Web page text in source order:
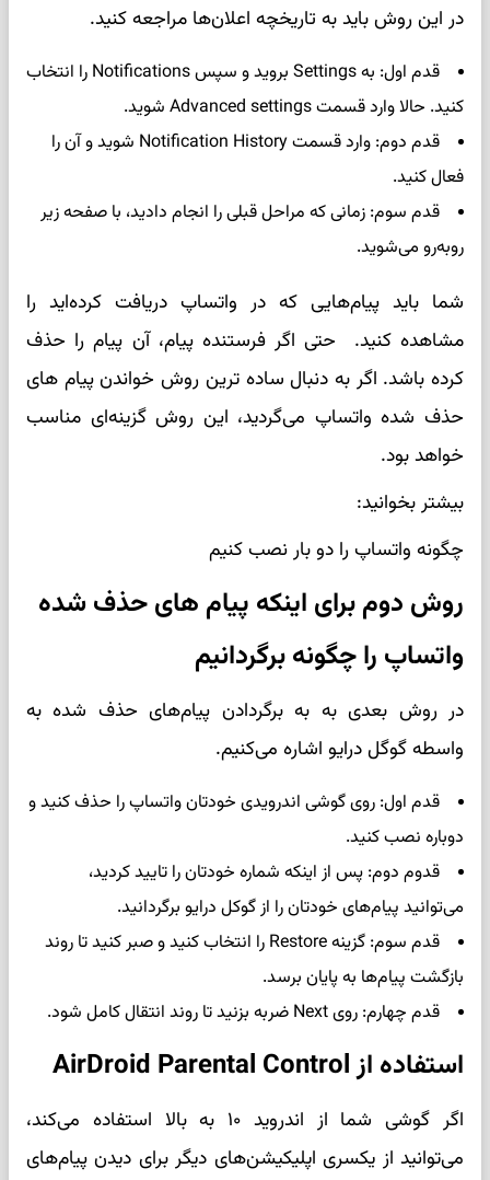
در این روش باید به تاریخچه اعلان‌ها مراجعه کنید.
قدم اول: به Settings بروید و سپس Notifications را انتخاب
کنید. حالا وارد قسمت Advanced settings شوید.
قدم دوم: وارد قسمت Notification History شوید و آن را
فعال کنید.
قدم سوم: زمانی که مراحل قبلی را انجام دادید،‌ با صفحه زیر
روبه‌رو می‌شوید.
شما باید پیام‌هایی که در واتساپ دریافت کرده‌اید را
مشاهده کنید. حتی اگر فرستنده پیام، آن پیام را حذف
کرده باشد. اگر به دنبال ساده ترین روش خواندن پیام های
حذف شده واتساپ می‌گردید، این روش گزینه‌ای مناسب
خواهد بود.
بیشتر بخوانید:
چگونه واتساپ را دو بار نصب کنیم
روش دوم برای اینکه پیام های حذف شده
واتساپ را چگونه برگردانیم
در روش بعدی به به برگردادن پیام‌های حذف شده به
واسطه گوگل درایو اشاره می‌کنیم.
قدم اول: روی گوشی اندرویدی خودتان واتساپ را حذف کنید و
دوباره نصب کنید.
قدوم دوم: پس از اینکه شماره خودتان را تایید کردید،
می‌توانید پیام‌های خودتان را از گوکل درایو برگردانید.
قدم سوم: گزینه Restore را انتخاب کنید و صبر کنید تا روند
بازگشت پیام‌ها به پایان برسد.
قدم چهارم: روی Next ضربه بزنید تا روند انتقال کامل شود.
استفاده از AirDroid Parental Control
اگر گوشی شما از اندروید ۱۰ به بالا استفاده می‌کند،
می‌توانید از یکسری اپلیکیشن‌های دیگر برای دیدن پیام‌های